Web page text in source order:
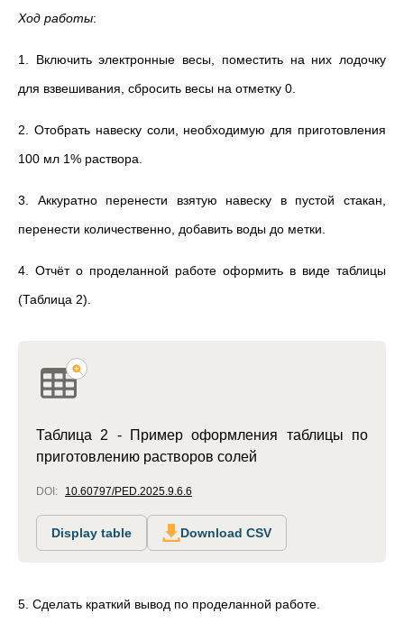
Ход работы:
1. Включить электронные весы, поместить на них лодочку
для взвешивания, сбросить весы на отметку 0.
2. Отобрать навеску соли, необходимую для приготовления
100 мл 1% раствора.
3. Аккуратно перенести взятую навеску в пустой стакан,
перенести количественно, добавить воды до метки.
4. Отчёт о проделанной работе оформить в виде таблицы
(Таблица 2).
Таблица 2 - Пример оформления таблицы по
приготовлению растворов солей
DOI: 10.60797/PED.2025.9.6.6
Display table Download CSV
5. Сделать краткий вывод по проделанной работе.